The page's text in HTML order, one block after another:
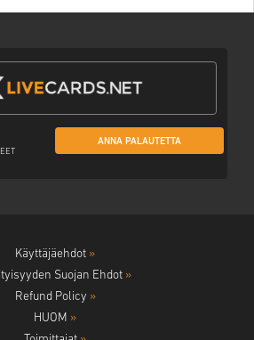
ANNA PALAUTETTA
Käyttäjäehdot »
Suojan Ehdot »
Refund Policy »
HUOM »